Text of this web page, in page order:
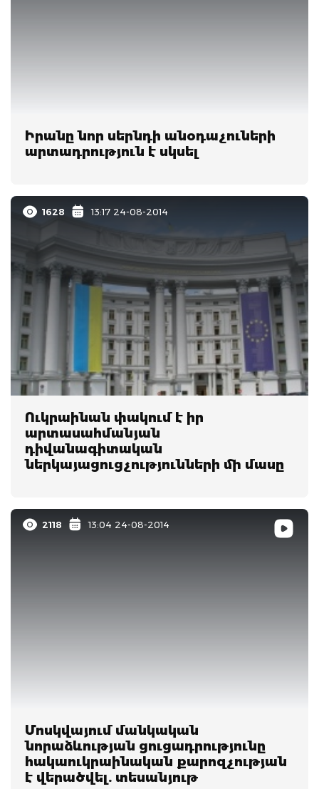
Իրանը նոր սերնդի անօդաչուների
արտադրություն է սկսել
1628 13:17 24-08-2014
Ուկրաինան փակում է իր
արտասահմանյան
դիվանագիտական
ներկայացուցչությունների մի մասը
2118 13:04 24-08-2014
Մոսկվայում մանկական
նորաձևության ցուցադրությունը
հակաուկրաինական քարոզչության
է վերածվել. տեսանյութ